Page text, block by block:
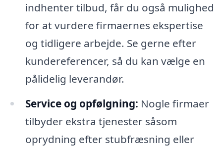
indhenter tilbud, får du også mulighed
for at vurdere firmaernes ekspertise
og tidligere arbejde. Se gerne efter
kundereferencer, så du kan vælge en
pålidelig leverandør.
Service og opfølgning: Nogle firmaer
tilbyder ekstra tjenester såsom
oprydning efter stubfræsning eller